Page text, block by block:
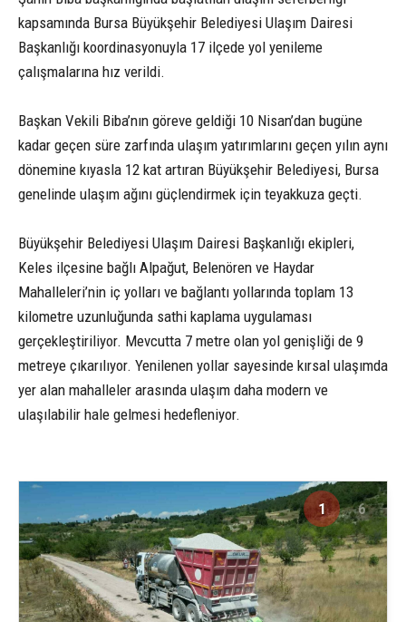
kapsamında Bursa Büyükşehir Belediyesi Ulaşım Dairesi
Başkanlığı koordinasyonuyla 17 ilçede yol yenileme
çalışmalarına hız verildi.
Başkan Vekili Biba’nın göreve geldiği 10 Nisan’dan bugüne
kadar geçen süre zarfında ulaşım yatırımlarını geçen yılın aynı
dönemine kıyasla 12 kat artıran Büyükşehir Belediyesi, Bursa
genelinde ulaşım ağını güçlendirmek için teyakkuza geçti.
Büyükşehir Belediyesi Ulaşım Dairesi Başkanlığı ekipleri,
Keles ilçesine bağlı Alpağut, Belenören ve Haydar
Mahalleleri’nin iç yolları ve bağlantı yollarında toplam 13
kilometre uzunluğunda sathi kaplama uygulaması
gerçekleştiriliyor. Mevcutta 7 metre olan yol genişliği de 9
metreye çıkarılıyor. Yenilenen yollar sayesinde kırsal ulaşımda
yer alan mahalleler arasında ulaşım daha modern ve
ulaşılabilir hale gelmesi hedefleniyor.
1 6